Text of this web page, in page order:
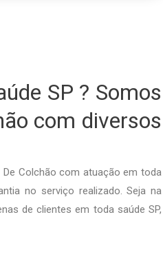
SP ? Somos
com diversos
Colchão com atuação em toda
no serviço realizado. Seja na
de clientes em toda saúde SP,